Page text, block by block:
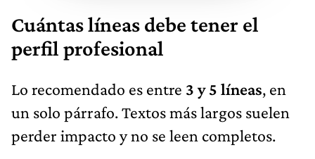
Cuántas líneas debe tener el
perfil profesional
Lo recomendado es entre 3 y 5 líneas, en
un solo párrafo. Textos más largos suelen
perder impacto y no se leen completos.